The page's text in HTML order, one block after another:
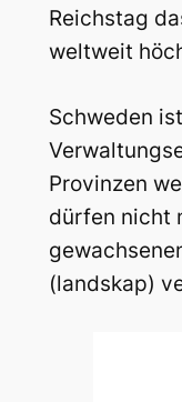
Reichstag
weltweit
Schweden
Provinzen
dürfen nicht
(landskap)